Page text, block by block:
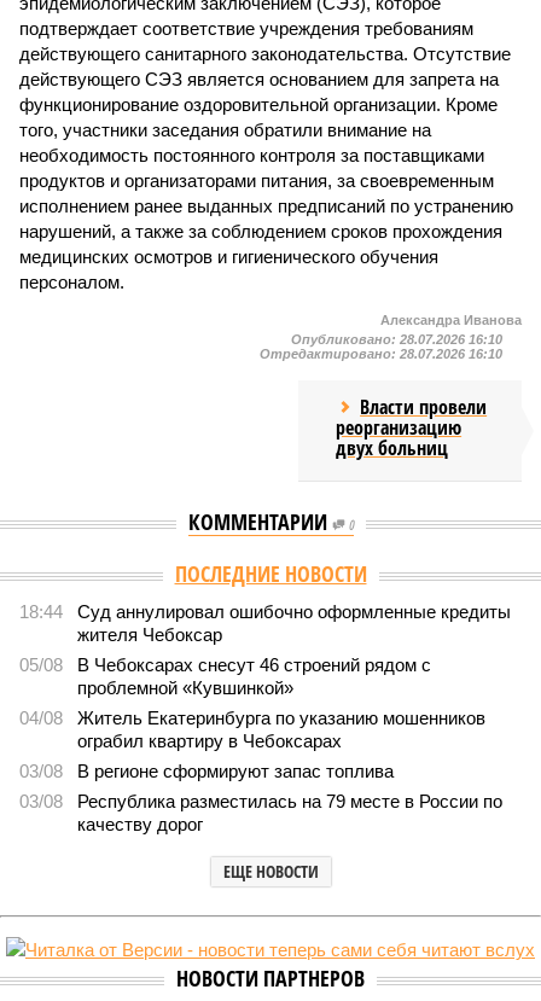
подтверждает соответствие учреждения требованиям
действующего санитарного законодательства. Отсутствие
действующего СЭЗ является основанием для запрета на
функционирование оздоровительной организации. Кроме
того, участники заседания обратили внимание на
необходимость постоянного контроля за поставщиками
продуктов и организаторами питания, за своевременным
исполнением ранее выданных предписаний по устранению
нарушений, а также за соблюдением сроков прохождения
медицинских осмотров и гигиенического обучения
персоналом.
Александра Иванова
Опубликовано: 28.07.2026 16:10
Отредактировано: 28.07.2026 16:10
Власти провели
реорганизацию
двух больниц
КОММЕНТАРИИ 0
Версия //Общество //
В регионе учреждены удостоверения мастеров
В регионе учреждены удостоверения мастеров спорта по
борьбе керешу
2023
Заткнуть за пояс
В регионе учреждены удостоверения мастеров спорта по борьбе керешу
(фото: wikimedia commons/Ilsurikat)
В Чувашской Республике последовательно реализуются меры,
направленные на повышение статуса и институциональное
развитие национальной борьбы на поясах керешу.